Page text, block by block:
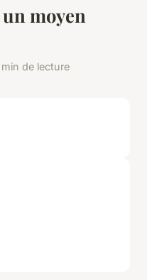
moyen
de lecture